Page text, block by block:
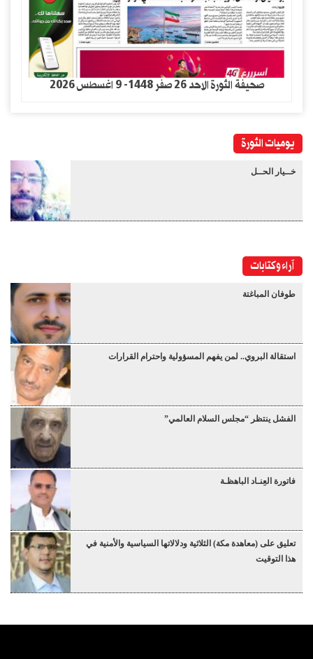
صحيفة الثورة الاحد 26 صفر 1448- 9 اغسطس 2026
يوميات الثورة
خــيار الحــل
آراء وكتابات
طوفان المباغتة
استقالة البروي.. لمن يفهم المسؤولية واحترام القرارات
الفشل ينتظر “مجلس السلام العالمي”
فاتورة العِنـاد الباهظـة
تعليق على (معاهدة مكة) الثلاثية ودلالاتها السياسية والأمنية في
هذا التوقيت